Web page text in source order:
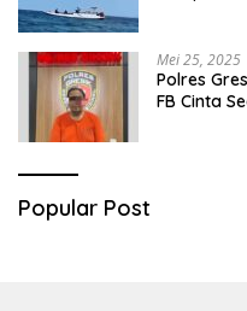
Mei 25, 2025
Polres
FB Cinta
Popular Post